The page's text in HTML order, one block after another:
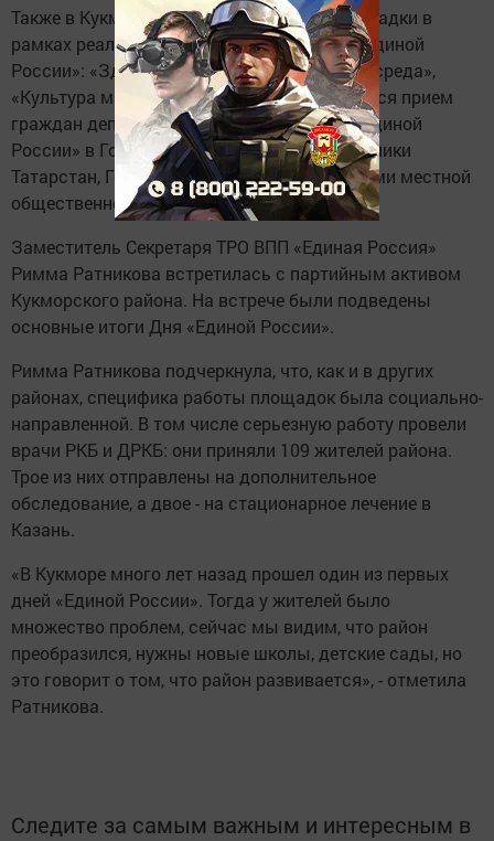
Также в Кукморском районе работали площадки в
рамках реализации партийных проектов «Единой
России»: «Здоровое будущее», «Городская среда»,
«Культура малой Родины», а также состоялся прием
граждан депутатами - членами фракций «Единой
России» в Государственном Совете Республики
Татарстан, Городском совете, специалистами местной
общественной приемной.
Заместитель Секретаря ТРО ВПП «Единая Россия»
Римма Ратникова встретилась с партийным активом
Кукморского района. На встрече были подведены
основные итоги Дня «Единой России».
Римма Ратникова подчеркнула, что, как и в других
районах, специфика работы площадок была социально-
направленной. В том числе серьезную работу провели
врачи РКБ и ДРКБ: они приняли 109 жителей района.
Трое из них отправлены на дополнительное
обследование, а двое - на стационарное лечение в
Казань.
«В Кукморе много лет назад прошел один из первых
дней «Единой России». Тогда у жителей было
множество проблем, сейчас мы видим, что район
преобразился, нужны новые школы, детские сады, но
это говорит о том, что район развивается», - отметила
Ратникова.
Следите за самым важным и интересным в